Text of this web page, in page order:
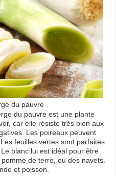
du pauvre
du pauvre est une plante
car elle résiste très bien aux
Les poireaux peuvent
feuilles vertes sont parfaites
blanc lui est idéal pour être
de terre, ou des navets.
et poisson.